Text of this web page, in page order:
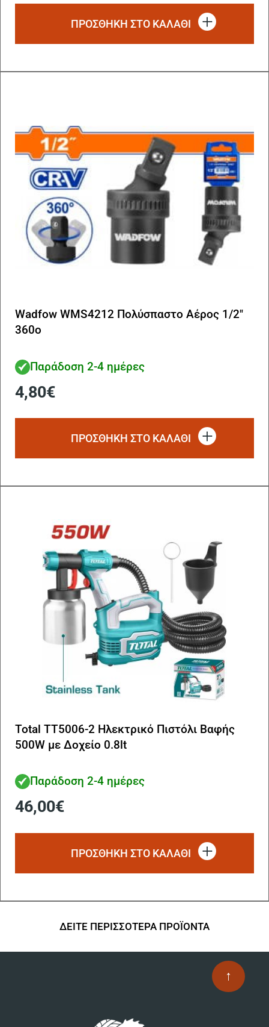
ΠΡΟΣΘΗΚΗ ΣΤΟ ΚΑΛΑΘΙ
Wadfow WMS4212 Πολύσπαστο Αέρος 1/2″
360ο
Παράδοση 2-4 ημέρες
4,80€
ΠΡΟΣΘΗΚΗ ΣΤΟ ΚΑΛΑΘΙ
Total TT5006-2 Ηλεκτρικό Πιστόλι Βαφής
500W με Δοχείο 0.8lt
Παράδοση 2-4 ημέρες
46,00€
ΠΡΟΣΘΗΚΗ ΣΤΟ ΚΑΛΑΘΙ
ΔΕΙΤΕ ΠΕΡΙΣΣΟΤΕΡΑ ΠΡΟΪΟΝΤΑ
↑